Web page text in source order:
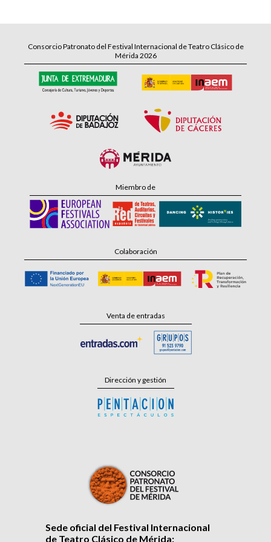
Consorcio Patronato del Festival Internacional de Teatro Clásico de
Mérida 2026
Miembro de
Colaboración
Venta de entradas
Dirección y gestión
Sede oficial del Festival Internacional
de Teatro Clásico de Mérida: